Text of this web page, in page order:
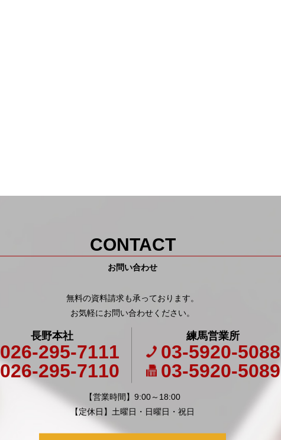
CONTACT
お問い合わせ
無料の資料請求も承っております。
お気軽にお問い合わせください。
長野本社
026-295-7111
026-295-7110
練馬営業所
03-5920-5088
03-5920-5089
【営業時間】9:00～18:00
【定休日】土曜日・日曜日・祝日